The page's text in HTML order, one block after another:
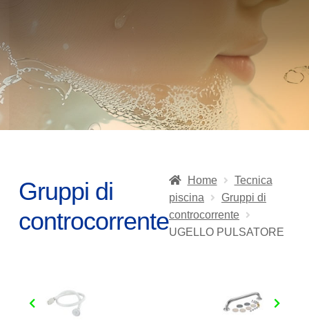
Gruppi di
controcorrente
Home
Tecnica
piscina
Gruppi di
controcorrente
UGELLO PULSATORE